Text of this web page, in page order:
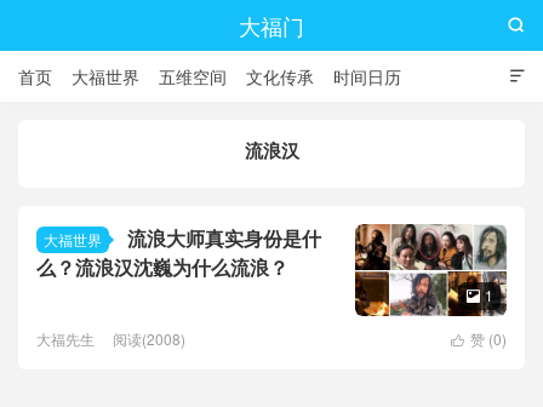
大福门

首页 大福世界 五维空间 文化传承 时间日历

流浪汉
大福世界
流浪大师真实身份是什
么？流浪汉沈巍为什么流浪？
 1
 赞 (0)
大福先生 阅读(2008)